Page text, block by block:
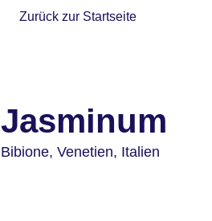
Zurück zur Startseite
Jasminum
Bibione, Venetien, Italien